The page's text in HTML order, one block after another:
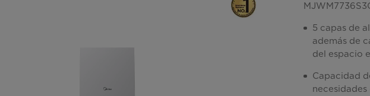
5 capas de
además de
del espacio
Capacidad